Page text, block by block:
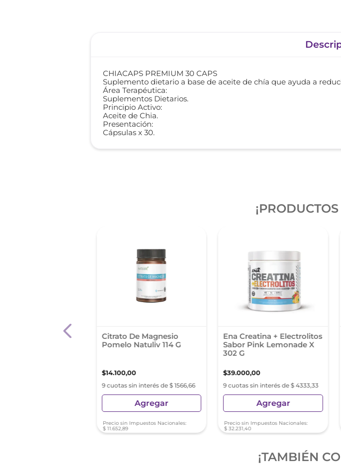
CHIACAPS PREMIUM 30 CAPS
Suplemento dietario a base de aceite de chía que ayuda a
Área Terapéutica:
Suplementos Dietarios.
Principio Activo:
Aceite de Chia.
Presentación:
Cápsulas x 30.
Comprimidos
Citrato De Magnesio
Pomelo Natuliv 114 G
$14.100,00
9 cuotas sin interés de $ 1566,66
Agregar
Precio sin Impuestos Nacionales:
$ 11.652,89
Ena Creatina + Electrolitos
Sabor Pink Lemonade X
302 G
$39.000,00
9 cuotas sin interés de $ 4333,33
Agregar
Precio sin Impuestos Nacionales:
$ 32.231,40
¡TAMBIÉN